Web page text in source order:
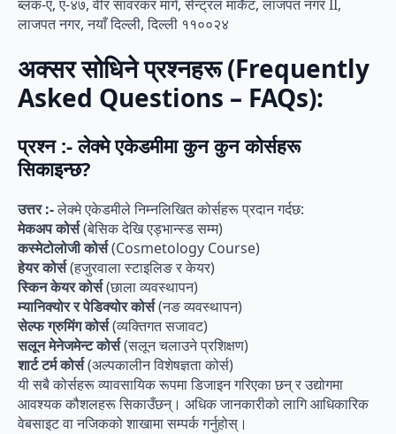
ब्लक-ए, ए-४७, वीर सावरकर मार्ग, सेन्ट्रल मार्केट, लाजपत नगर II,
लाजपत नगर, नयाँ दिल्ली, दिल्ली ११००२४
अक्सर सोधिने प्रश्नहरू (Frequently
Asked Questions – FAQs):
प्रश्न :- लेक्मे एकेडमीमा कुन कुन कोर्सहरू
सिकाइन्छ?
उत्तर :-लेक्मे एकेडमीले निम्नलिखित कोर्सहरू प्रदान गर्दछ:
मेकअप कोर्स(बेसिक देखि एड्भान्स्ड सम्म)
कस्मेटोलोजी कोर्स(Cosmetology Course)
हेयर कोर्स(हजुरवाला स्टाइलिङ र केयर)
स्किन केयर कोर्स(छाला व्यवस्थापन)
म्यानिक्योर र पेडिक्योर कोर्स(नङ व्यवस्थापन)
सेल्फ ग्रुमिंग कोर्स(व्यक्तिगत सजावट)
सलून मेनेजमेन्ट कोर्स(सलून चलाउने प्रशिक्षण)
शार्ट टर्म कोर्स(अल्पकालीन विशेषज्ञता कोर्स)
यी सबै कोर्सहरू व्यावसायिक रूपमा डिजाइन गरिएका छन् र उद्योगमा
आवश्यक कौशलहरू सिकाउँछन्। अधिक जानकारीको लागि आधिकारिक
वेबसाइट वा नजिकको शाखामा सम्पर्क गर्नुहोस्।